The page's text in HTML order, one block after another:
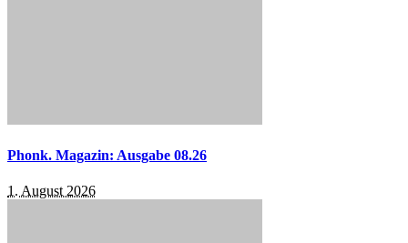
Phonk. Magazin: Ausgabe 08.26
1. August 2026